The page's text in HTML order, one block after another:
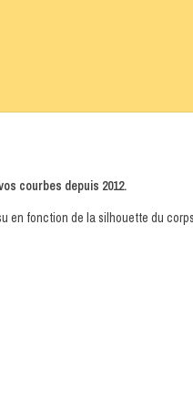
courbes depuis 2012.
en fonction de la silhouette du